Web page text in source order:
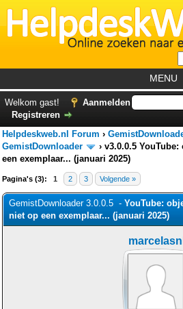
MENU
Forum
Welkom gast!
Aanmelden
Registreren
Helpdeskweb.nl Forum ›
GemistDownloader
› v3.0.0.5
een exemplaar... (januari 2025)
Pagina's (3): 1 2 3 Volgende »
GemistDownloader 3.0.0.5 - YouTube:
niet op een exemplaar... (januari 2025)
marcelasnl